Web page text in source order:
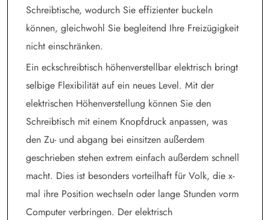
Schreibtische, wodurch Sie effizienter buckeln
können, gleichwohl Sie begleitend Ihre Freizügigkeit
nicht einschränken.
Ein eckschreibtisch höhenverstellbar elektrisch bringt
selbige Flexibilität auf ein neues Level. Mit der
elektrischen Höhenverstellung können Sie den
Schreibtisch mit einem Knopfdruck anpassen, was
den Zu- und abgang bei einsitzen außerdem
geschrieben stehen extrem einfach außerdem schnell
macht. Dies ist besonders vorteilhaft für Volk, die x-
mal ihre Position wechseln oder lange Stunden vorm
Computer verbringen. Der elektrisch